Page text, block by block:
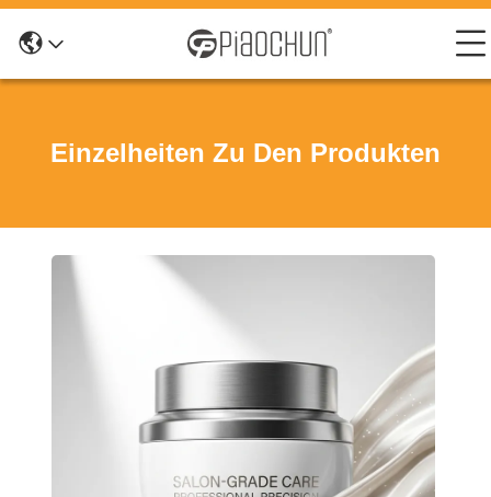
Einzelheiten Zu Den Produkten